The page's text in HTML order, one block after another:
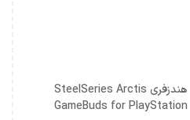
هندزفری SteelSeries Arctis
GameBuds for PlayStation